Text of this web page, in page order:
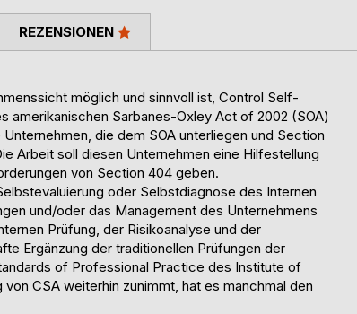
möglich und sinnvoll ist, Control Self-
amerikanischen Sarbanes-Oxley Act of 2002 (SOA)
die dem SOA unterliegen und Section
Arbeit soll diesen Unternehmen eine Hilfestellung
von Section 404 geben.
oder Selbstdiagnose des Internen
und/oder das Management des Unternehmens
Prüfung, der Risikoanalyse und der
Ergänzung der traditionellen Prüfungen der
of Professional Practice des Institute of
CSA weiterhin zunimmt, hat es manchmal den
REZENSIONEN